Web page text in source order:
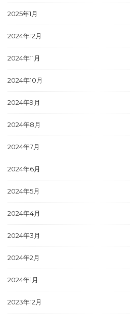
2025年1月
2024年12月
2024年11月
2024年10月
2024年9月
2024年8月
2024年7月
2024年6月
2024年5月
2024年4月
2024年3月
2024年2月
2024年1月
2023年12月